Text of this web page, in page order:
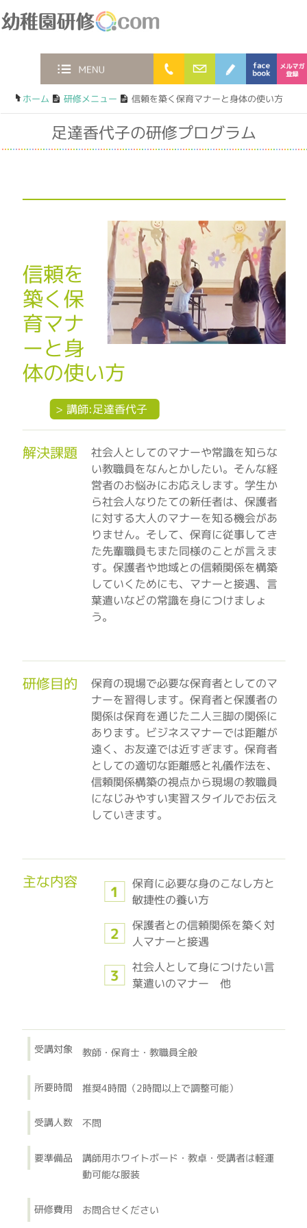
MENU0120-36-2023
お問合わせフォー
ブログ
ホーム / 研修メニュー / 信頼を築く保育マナーと身体の使い方
足達香代子の研修プログラム
信頼を
築く保
育マナ
ーと身
体の使い方
> 講師:足達香代子
解決課題
社会人としてのマナーや常識を知らな
い教職員をなんとかしたい。そんな経
営者のお悩みにお応えします。学生か
ら社会人なりたての新任者は、保護者
に対する大人のマナーを知る機会があ
りません。そして、保育に従事してき
た先輩職員もまた同様のことが言えま
す。保護者や地域との信頼関係を構築
していくためにも、マナーと接遇、言
葉遣いなどの常識を身につけましょ
う。
研修目的
保育の現場で必要な保育者としてのマ
ナーを習得します。保育者と保護者の
関係は保育を通じた二人三脚の関係に
あります。ビジネスマナーでは距離が
遠く、お友達では近すぎます。保育者
としての適切な距離感と礼儀作法を、
信頼関係構築の視点から現場の教職員
になじみやすい実習スタイルでお伝え
していきます。
主な内容 保育に必要な身のこなし方と
敏捷性の養い方
保護者との信頼関係を築く対
人マナーと接遇
社会人として身につけたい言
葉遣いのマナー 他
受講対象 教師・保育士・教職員全般
所要時間 推奨4時間（2時間以上で調整可能）
受講人数 不問
要準備品 講師用ホワイトボード・教卓・受講者は軽運
動可能な服装
研修費用 お問合せください